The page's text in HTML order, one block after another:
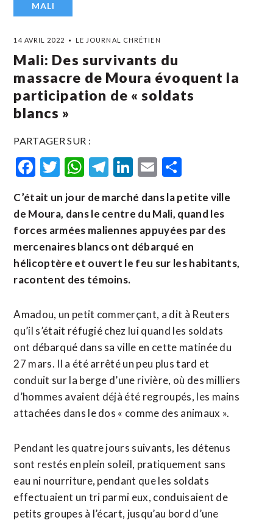
MALI
14 AVRIL 2022 LE JOURNAL CHRÉTIEN
Mali: Des survivants du
massacre de Moura évoquent la
participation de « soldats
blancs »
PARTAGER SUR :
Facebook
Twitter
WhatsApp
Telegram
LinkedIn
Email
C’était un jour de marché dans la petite ville
de Moura, dans le centre du Mali, quand les
forces armées maliennes appuyées par des
mercenaires blancs ont débarqué en
hélicoptère et ouvert le feu sur les habitants,
racontent des témoins.
Amadou, un petit commerçant, a dit à Reuters
qu’il s’était réfugié chez lui quand les soldats
ont débarqué dans sa ville en cette matinée du
27 mars. Il a été arrêté un peu plus tard et
conduit sur la berge d’une rivière, où des milliers
d’hommes avaient déjà été regroupés, les mains
attachées dans le dos « comme des animaux ».
Pendant les quatre jours suivants, les détenus
sont restés en plein soleil, pratiquement sans
eau ni nourriture, pendant que les soldats
effectuaient un tri parmi eux, conduisaient de
petits groupes à l’écart, jusqu’au bord d’une